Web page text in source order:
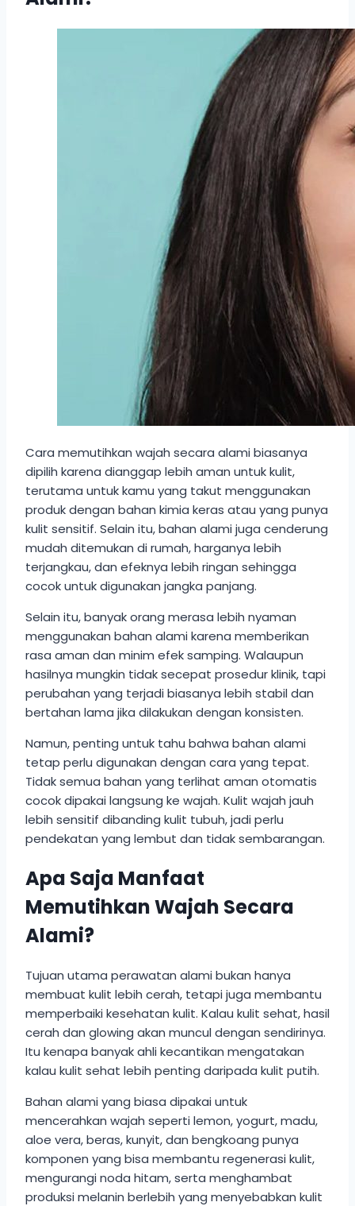
Cara memutihkan wajah secara alami biasanya
dipilih karena dianggap lebih aman untuk kulit,
terutama untuk kamu yang takut menggunakan
produk dengan bahan kimia keras atau yang punya
kulit sensitif. Selain itu, bahan alami juga cenderung
mudah ditemukan di rumah, harganya lebih
terjangkau, dan efeknya lebih ringan sehingga
cocok untuk digunakan jangka panjang.
Selain itu, banyak orang merasa lebih nyaman
menggunakan bahan alami karena memberikan
rasa aman dan minim efek samping. Walaupun
hasilnya mungkin tidak secepat prosedur klinik, tapi
perubahan yang terjadi biasanya lebih stabil dan
bertahan lama jika dilakukan dengan konsisten.
Namun, penting untuk tahu bahwa bahan alami
tetap perlu digunakan dengan cara yang tepat.
Tidak semua bahan yang terlihat aman otomatis
cocok dipakai langsung ke wajah. Kulit wajah jauh
lebih sensitif dibanding kulit tubuh, jadi perlu
pendekatan yang lembut dan tidak sembarangan.
Apa Saja Manfaat
Memutihkan Wajah Secara
Alami?
Tujuan utama perawatan alami bukan hanya
membuat kulit lebih cerah, tetapi juga membantu
memperbaiki kesehatan kulit. Kalau kulit sehat, hasil
cerah dan glowing akan muncul dengan sendirinya.
Itu kenapa banyak ahli kecantikan mengatakan
kalau kulit sehat lebih penting daripada kulit putih.
Bahan alami yang biasa dipakai untuk
mencerahkan wajah seperti lemon, yogurt, madu,
aloe vera, beras, kunyit, dan bengkoang punya
komponen yang bisa membantu regenerasi kulit,
mengurangi noda hitam, serta menghambat
produksi melanin berlebih yang menyebabkan kulit